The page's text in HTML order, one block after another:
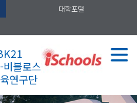
대학포털
비블로스
연구단